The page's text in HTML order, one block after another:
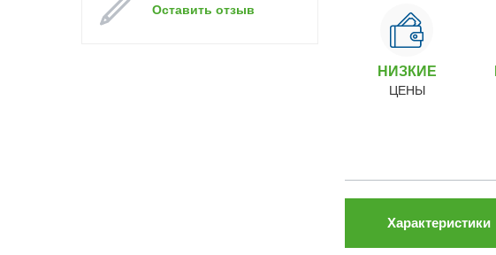
Оставить отзыв
НИЗКИЕ
ЦЕНЫ
Характеристики